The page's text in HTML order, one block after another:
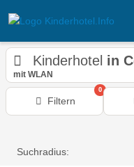
Kinderhotel in
mit WLAN
Filtern
0
Suchradius: